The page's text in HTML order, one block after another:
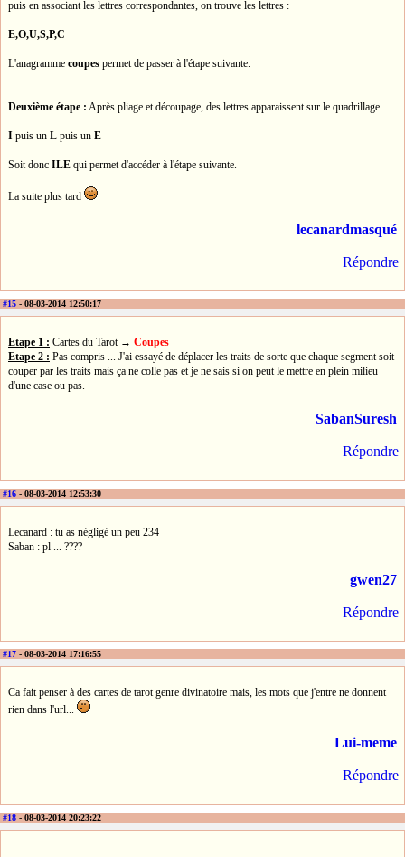
puis en associant les lettres correspondantes, on trouve les lettres :
E,O,U,S,P,C
L'anagramme coupes permet de passer à l'étape suivante.
Deuxième étape : Après pliage et découpage, des lettres apparaissent sur le quadrillage.
I puis un L puis un E
Soit donc ILE qui permet d'accéder à l'étape suivante.
La suite plus tard
lecanardmasqué
Répondre
#15 - 08-03-2014 12:50:17
Etape 1 : Cartes du Tarot → Coupes
Etape 2 : Pas compris ... J'ai essayé de déplacer les traits de sorte que chaque segment soit
couper par les traits mais ça ne colle pas et je ne sais si on peut le mettre en plein milieu
d'une case ou pas.
SabanSuresh
Répondre
#16 - 08-03-2014 12:53:30
Lecanard : tu as négligé un peu 234
Saban : pl ... ????
gwen27
Répondre
#17 - 08-03-2014 17:16:55
Ca fait penser à des cartes de tarot genre divinatoire mais, les mots que j'entre ne donnent
rien dans l'url...
Lui-meme
Répondre
#18 - 08-03-2014 20:23:22